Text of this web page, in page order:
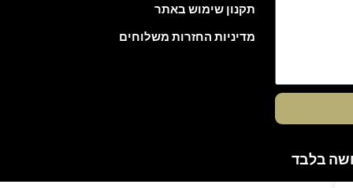
תקנון שימוש באתר
מדיניות החזרות משלוחים